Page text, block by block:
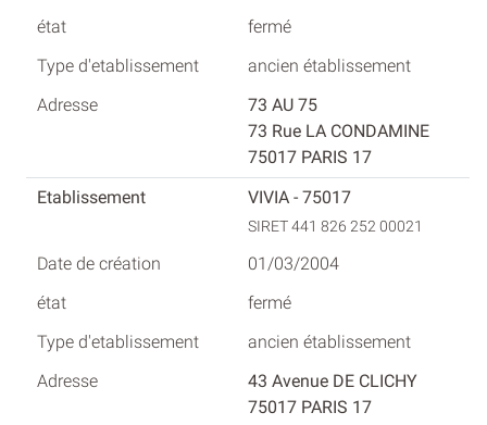
fermé
ancien établissement
73 AU 75
73 Rue LA CONDAMINE
75017 PARIS 17
VIVIA - 75017
SIRET 441 826 252 00021
01/03/2004
fermé
ancien établissement
43 Avenue DE CLICHY
75017 PARIS 17